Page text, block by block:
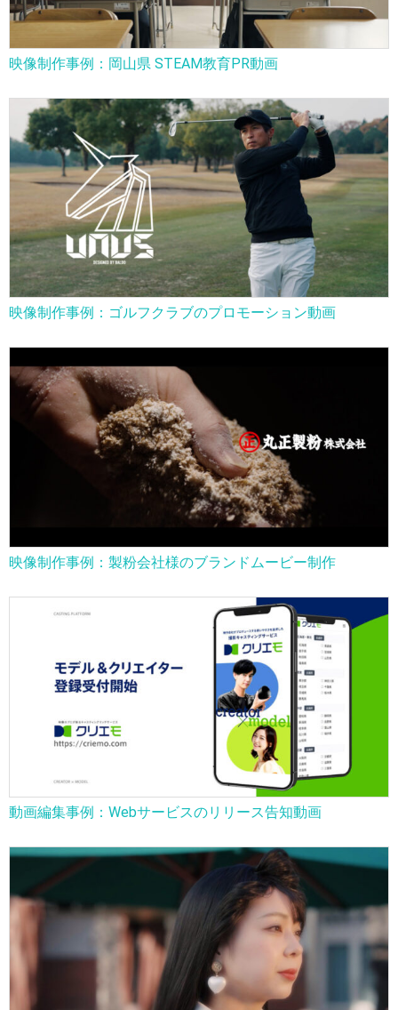
映像制作事例：岡山県 STEAM教育PR動画
映像制作事例：ゴルフクラブのプロモーション動画
映像制作事例：製粉会社様のブランドムービー制作
動画編集事例：Webサービスのリリース告知動画